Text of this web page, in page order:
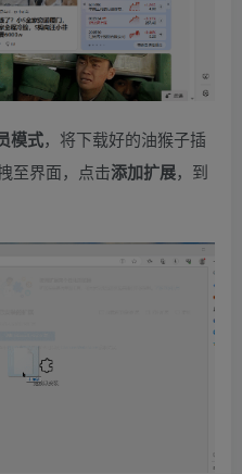
模式，将下载好的油猴子插
至界面，点击添加扩展，到